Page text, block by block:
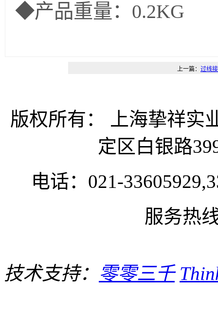
◆产品重量：0.2KG
上一篇： 过线
版权所有： 上海挚祥
定区白银路
电话：021-
服务热
技术支持： 零零三千